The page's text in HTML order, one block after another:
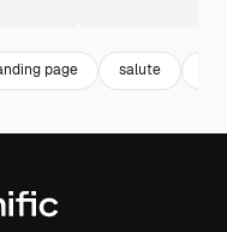
page salute